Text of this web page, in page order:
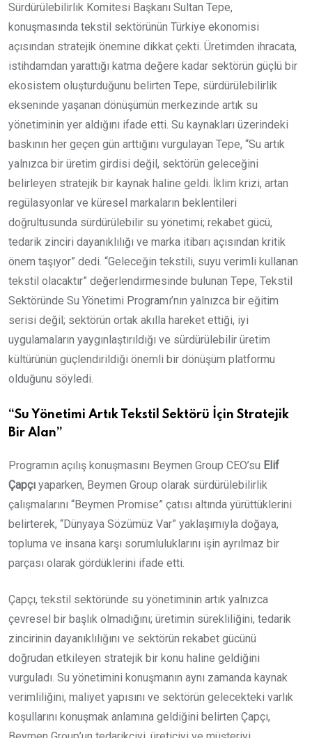
Sürdürülebilirlik Komitesi Başkanı Sultan Tepe,
konuşmasında tekstil sektörünün Türkiye ekonomisi
açısından stratejik önemine dikkat çekti. Üretimden ihracata,
istihdamdan yarattığı katma değere kadar sektörün güçlü bir
ekosistem oluşturduğunu belirten Tepe, sürdürülebilirlik
ekseninde yaşanan dönüşümün merkezinde artık su
yönetiminin yer aldığını ifade etti. Su kaynakları üzerindeki
baskının her geçen gün arttığını vurgulayan Tepe, “Su artık
yalnızca bir üretim girdisi değil, sektörün geleceğini
belirleyen stratejik bir kaynak haline geldi. İklim krizi, artan
regülasyonlar ve küresel markaların beklentileri
doğrultusunda sürdürülebilir su yönetimi; rekabet gücü,
tedarik zinciri dayanıklılığı ve marka itibarı açısından kritik
önem taşıyor” dedi. “Geleceğin tekstili, suyu verimli kullanan
tekstil olacaktır” değerlendirmesinde bulunan Tepe, Tekstil
Sektöründe Su Yönetimi Programı’nın yalnızca bir eğitim
serisi değil; sektörün ortak akılla hareket ettiği, iyi
uygulamaların yaygınlaştırıldığı ve sürdürülebilir üretim
kültürünün güçlendirildiği önemli bir dönüşüm platformu
olduğunu söyledi.
“Su Yönetimi Artık Tekstil Sektörü İçin Stratejik
Bir Alan”
Programın açılış konuşmasını Beymen Group CEO’su Elif
Çapçı yaparken, Beymen Group olarak sürdürülebilirlik
çalışmalarını “Beymen Promise” çatısı altında yürüttüklerini
belirterek, “Dünyaya Sözümüz Var” yaklaşımıyla doğaya,
topluma ve insana karşı sorumluluklarını işin ayrılmaz bir
parçası olarak gördüklerini ifade etti.
Çapçı, tekstil sektöründe su yönetiminin artık yalnızca
çevresel bir başlık olmadığını; üretimin sürekliliğini, tedarik
zincirinin dayanıklılığını ve sektörün rekabet gücünü
doğrudan etkileyen stratejik bir konu haline geldiğini
vurguladı. Su yönetimini konuşmanın aynı zamanda kaynak
verimliliğini, maliyet yapısını ve sektörün gelecekteki varlık
koşullarını konuşmak anlamına geldiğini belirten Çapçı,